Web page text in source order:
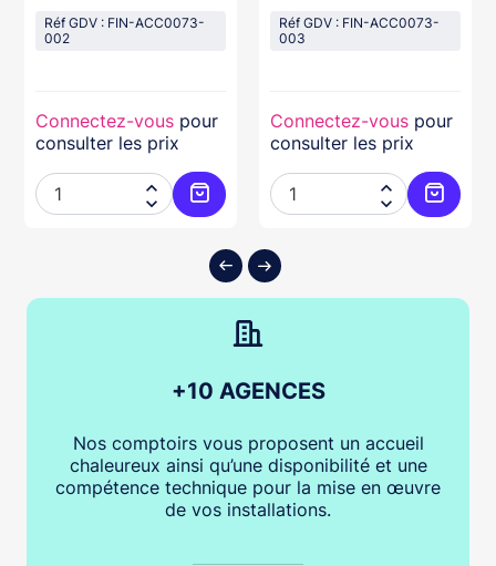
au panier
Réf GDV : FIN-ACC0073-
002
Connectez-vous pour
consulter les prix


Ajouter au panier
Réf GDV : FIN-ACC0073-
003
Connectez-vous pour
consulter les prix


+10 AGENCES
Nos comptoirs vous proposent un accueil
chaleureux ainsi qu’une disponibilité et une
compétence technique pour la mise en œuvre
de vos installations.